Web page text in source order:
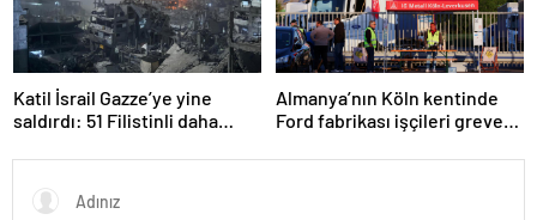
Katil İsrail Gazze’ye yine
saldırdı: 51 Filistinli daha
Almanya’nın Köln kentinde
Ford fabrikası işçileri greve